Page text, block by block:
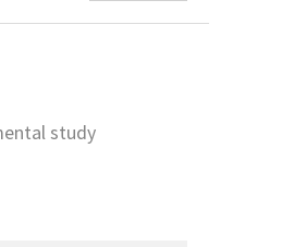
, TP의 경우 평균 차이
전반기와 후반기 강우량
이 가능하여 남조류
소 (TN) 및 변동성의 감
study